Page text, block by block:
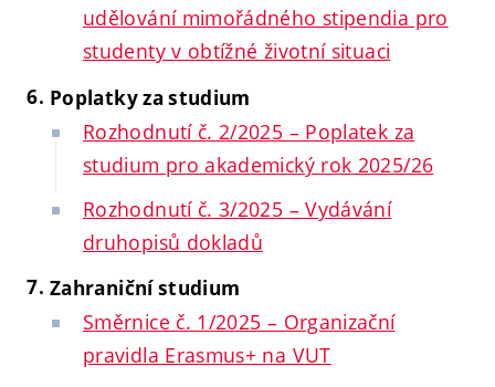
udělování mimořádného stipendia pro
studenty v obtížné životní situaci
Poplatky za studium
Rozhodnutí č. 2/2025 – Poplatek za
studium pro akademický rok 2025/26
Rozhodnutí č. 3/2025 – Vydávání
druhopisů dokladů
Zahraniční studium
Směrnice č. 1/2025 – Organizační
pravidla Erasmus+ na VUT